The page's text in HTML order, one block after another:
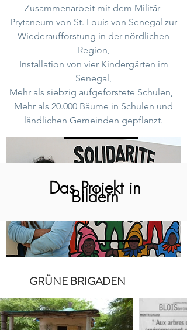
Zusammenarbeit mit dem Militär-
Prytaneum von St. Louis von Senegal zur
Wiederaufforstung in der nördlichen
Region,
Installation von vier Kindergärten im
Senegal,
Mehr als siebzig aufgeforstete Schulen,
Mehr als 20.000 Bäume in Schulen und
ländlichen Gemeinden gepflanzt.
Das Projekt in
Bildern
GRÜNE BRIGADEN